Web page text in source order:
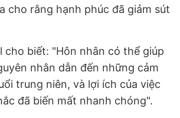
cho rằng hạnh phúc đã giảm sút
cho biết: "Hôn nhân có thể giúp
nhân dẫn đến những cảm
trung niên, và lợi ích của việc
đã biến mất nhanh chóng".